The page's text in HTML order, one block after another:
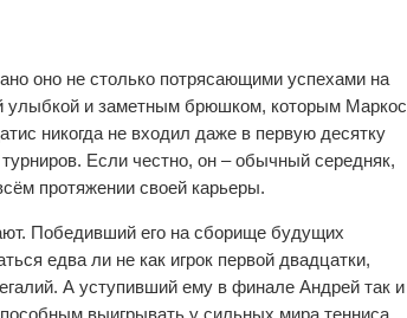
оно не столько потрясающими успехами на
улыбкой и заметным брюшком, которым Маркос
никогда не входил даже в первую десятку
Если честно, он – обычный середняк,
протяжении своей карьеры.
Победивший его на сборище будущих
едва ли не как игрок первой двадцатки,
А уступивший ему в финале Андрей так и
выигрывать у сильных мира тенниса.